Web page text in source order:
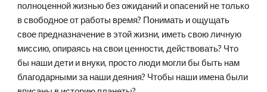
полноценной жизнью без ожиданий и опасений не только
в свободное от работы время? Понимать и ощущать
свое предназначение в этой жизни, иметь свою личную
миссию, опираясь на свои ценности, действовать? Что
бы наши дети и внуки, просто люди могли бы быть нам
благодарными за наши деяния? Чтобы наши имена были